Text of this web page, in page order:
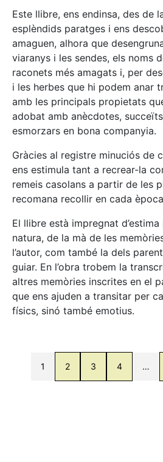
Este llibre, ens endinsa, des de
esplèndids paratges i ens
amaguen, alhora que
viaranys i les sendes, els noms
raconets més amagats i, per
i les herbes que hi podem anar
amb les principals propietats
adobat amb anècdotes,
esmorzars en bona companyia.
Gràcies al registre minuciós de
ens estimula tant a recrear-la
remeis casolans a partir de les
recomana recollir en cada
El llibre està impregnat
natura, de la mà de les
l’autor, com també la dels
guiar. En l’obra trobem la
altres memòries inscrites en el
que ens ajuden a transitar per
físics, sinó també emotius.
1 2 3 4 …